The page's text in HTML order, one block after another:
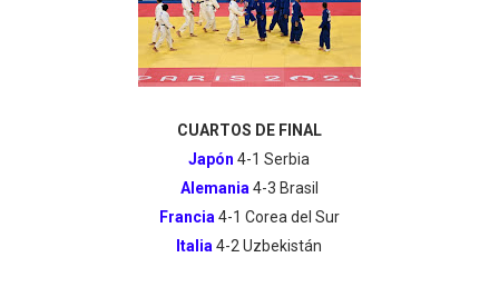
CUARTOS DE FINAL
Japón 4-1 Serbia
Alemania 4-3 Brasil
Francia 4-1 Corea del Sur
Italia 4-2 Uzbekistán